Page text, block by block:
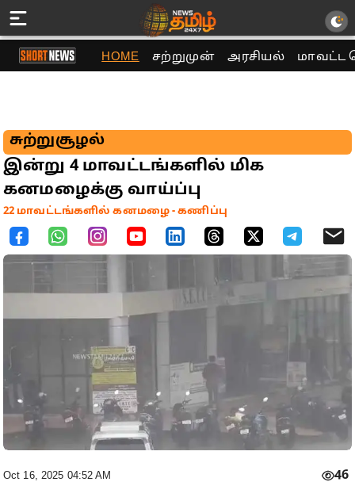
HOME சற்றுமுன் அரசியல் மாவட்ட
சுற்றுசூழல்
இன்று 4 மாவட்டங்களில் மிக
கனமழைக்கு வாய்ப்பு
22 மாவட்டங்களில் கனமழை - கணிப்பு
Oct 16, 2025 04:52 AM 46